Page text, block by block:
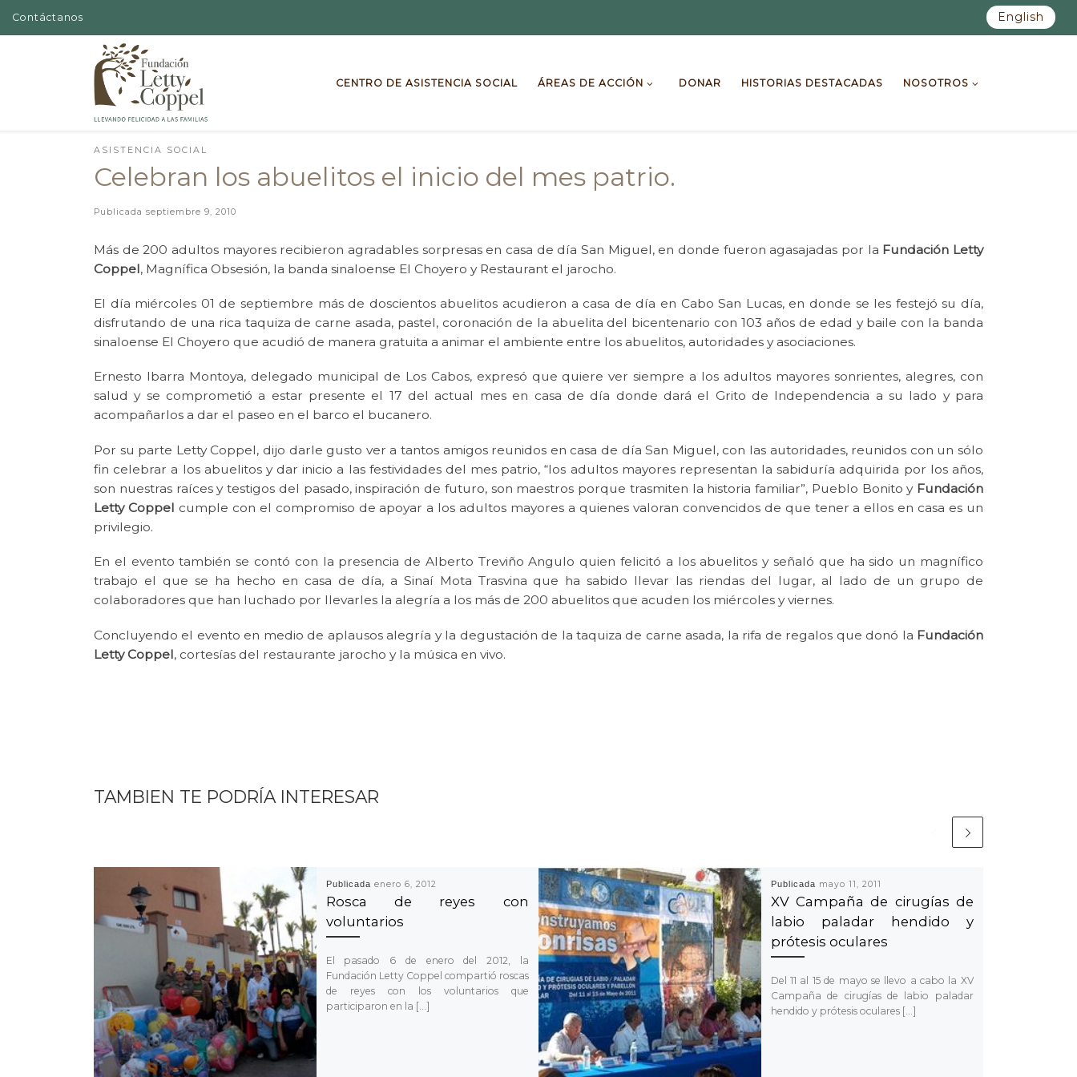
Skip to content
Contáctanos English
CENTRO DE ASISTENCIA SOCIAL ÁREAS DE ACCIÓN DONAR HISTORIAS DESTACADAS NOSOTROS
ASISTENCIA SOCIAL
Celebran los abuelitos el inicio del mes patrio.
Publicada septiembre 9, 2010
Más de 200 adultos mayores recibieron agradables sorpresas en casa de día San Miguel, en donde fueron agasajadas por la Fundación Letty
Coppel, Magnífica Obsesión, la banda sinaloense El Choyero y Restaurant el jarocho.
El día miércoles 01 de septiembre más de doscientos abuelitos acudieron a casa de día en Cabo San Lucas, en donde se les festejó su día,
disfrutando de una rica taquiza de carne asada, pastel, coronación de la abuelita del bicentenario con 103 años de edad y baile con la banda
sinaloense El Choyero que acudió de manera gratuita a animar el ambiente entre los abuelitos, autoridades y asociaciones.
Ernesto Ibarra Montoya, delegado municipal de Los Cabos, expresó que quiere ver siempre a los adultos mayores sonrientes, alegres, con
salud y se comprometió a estar presente el 17 del actual mes en casa de día donde dará el Grito de Independencia a su lado y para
acompañarlos a dar el paseo en el barco el bucanero.
Por su parte Letty Coppel, dijo darle gusto ver a tantos amigos reunidos en casa de día San Miguel, con las autoridades, reunidos con un sólo
fin celebrar a los abuelitos y dar inicio a las festividades del mes patrio, “los adultos mayores representan la sabiduría adquirida por los años,
son nuestras raíces y testigos del pasado, inspiración de futuro, son maestros porque trasmiten la historia familiar”, Pueblo Bonito y Fundación
Letty Coppel cumple con el compromiso de apoyar a los adultos mayores a quienes valoran convencidos de que tener a ellos en casa es un
privilegio.
En el evento también se contó con la presencia de Alberto Treviño Angulo quien felicitó a los abuelitos y señaló que ha sido un magnífico
trabajo el que se ha hecho en casa de día, a Sinaí Mota Trasvina que ha sabido llevar las riendas del lugar, al lado de un grupo de
colaboradores que han luchado por llevarles la alegría a los más de 200 abuelitos que acuden los miércoles y viernes.
Concluyendo el evento en medio de aplausos alegría y la degustación de la taquiza de carne asada, la rifa de regalos que donó la Fundación
Letty Coppel, cortesías del restaurante jarocho y la música en vivo.
TAMBIEN TE PODRÍA INTERESAR
Publicada enero 6, 2012
Rosca de reyes con
voluntarios
El pasado 6 de enero del 2012, la
Fundación Letty Coppel compartió roscas
de reyes con los voluntarios que
participaron en la […]
Publicada mayo 11, 2011
XV Campaña de cirugías de
labio paladar hendido y
prótesis oculares
Del 11 al 15 de mayo se llevo a cabo la XV
Campaña de cirugías de labio paladar
hendido y prótesis oculares […]